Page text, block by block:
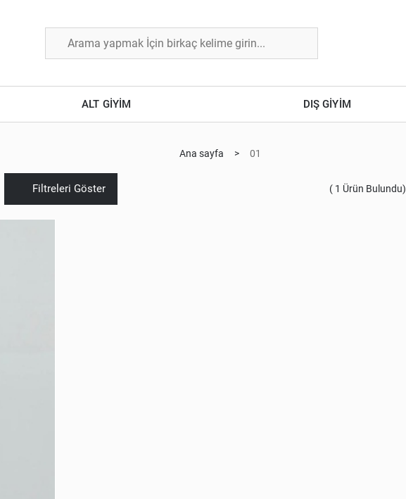
ALT GİYİM DIŞ GİYİM
Ana sayfa > 01
Filtreleri Göster ( 1 Ürün Bulundu)